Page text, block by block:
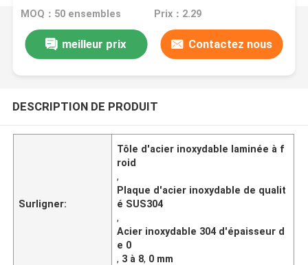
pour applications industrielles
MOQ：50 ensembles Prix：2.29
meilleur prix Contactez nous
DESCRIPTION DE PRODUIT
Surligner:
Tôle d'acier inoxydable laminée à f
roid
,
Plaque d'acier inoxydable de qualit
é SUS304
,
Acier inoxydable 304 d'épaisseur d
e 0
, 3 à 8, 0 mm